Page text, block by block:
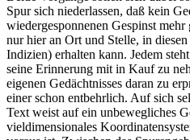
Spur sich niederlassen, daß kein
wiedergesponnenen Gespinst
nur hier an Ort und Stelle, in
Indizien) erhalten kann. Jedem
seine Erinnerung mit in Kauf zu
eigenen Gedächtnisses daran zu
einer schon entbehrlich. Auf sich
Text weist auf ein unbewegliches
vieldimensionales